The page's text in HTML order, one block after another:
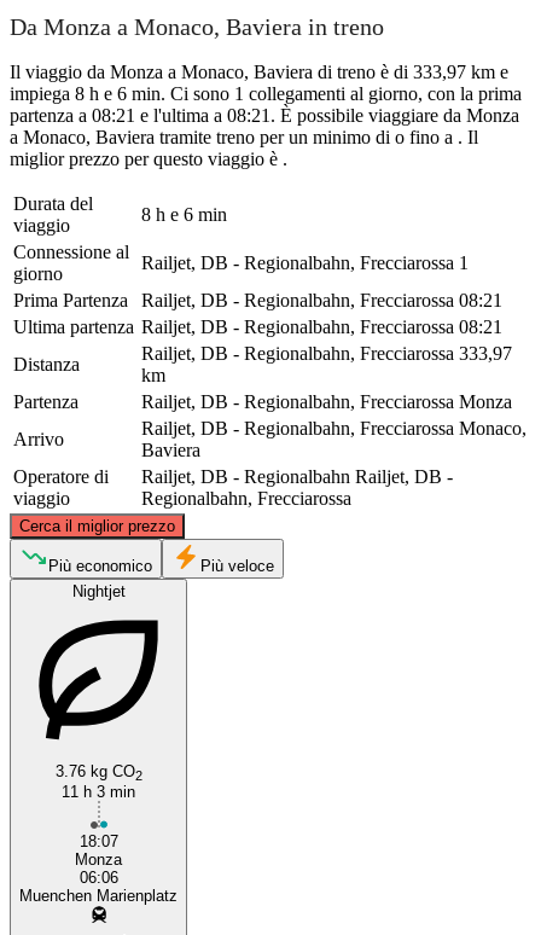
Da Monza a Monaco, Baviera in treno
Il viaggio da Monza a Monaco, Baviera di treno è di 333,97 km e
impiega 8 h e 6 min. Ci sono 1 collegamenti al giorno, con la prima
partenza a 08:21 e l'ultima a 08:21. È possibile viaggiare da Monza
a Monaco, Baviera tramite treno per un minimo di o fino a . Il
miglior prezzo per questo viaggio è .
Durata del
viaggio
8 h e 6 min
Connessione al
giorno
Railjet, DB - Regionalbahn, Frecciarossa 1
Prima Partenza
Railjet, DB - Regionalbahn, Frecciarossa 08:21
Ultima partenza Railjet, DB - Regionalbahn, Frecciarossa 08:21
Distanza
Railjet, DB - Regionalbahn, Frecciarossa 333,97
km
Partenza
Railjet, DB - Regionalbahn, Frecciarossa Monza
Arrivo
Railjet, DB - Regionalbahn, Frecciarossa Monaco,
Baviera
Operatore di
viaggio
Railjet, DB - Regionalbahn Railjet, DB -
Regionalbahn, Frecciarossa
Cerca il miglior prezzo
©CARTO, ©OpenStreetMap
Più economico
Più veloce
Nightjet
3.76 kg CO2
11 h 3 min
18:07
Monza
06:06
Muenchen Marienplatz